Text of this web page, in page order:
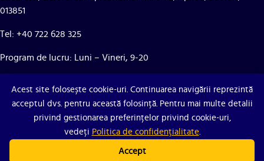
013851
Tel: +40 722 628 325
Program de lucru: Luni – Vineri, 9-20
Nr. Reg. Com.: J40/14268/2008
Acest site folosește cookie-uri. Continuarea navigării reprezintă
acceptul dvs. pentru această folosință. Pentru mai multe detalii
privind gestionarea preferințelor privind cookie-uri,
vedeți Politica de confidențialitate.
Accept